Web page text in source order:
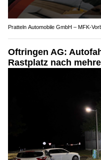
Pratteln Automobile GmbH – MFK-
Oftringen AG:
Rastplatz nach